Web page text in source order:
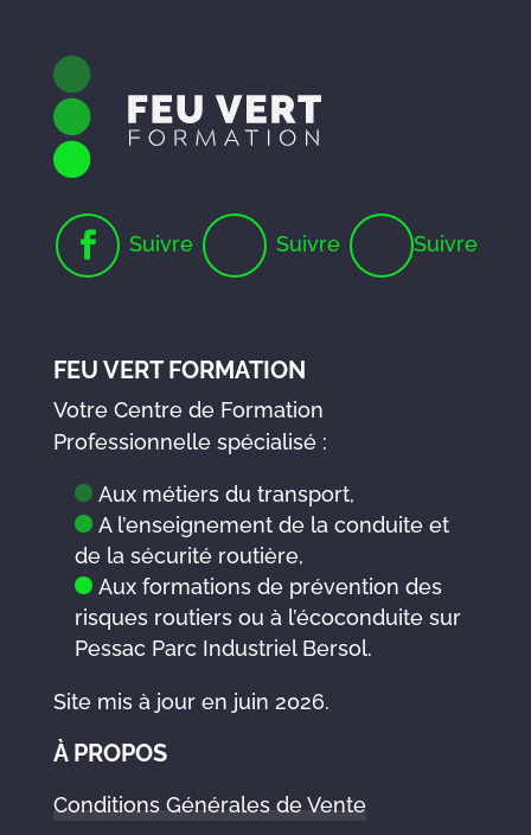
Suivre Suivre Suivre
FEU VERT FORMATION
Votre Centre de Formation
Professionnelle spécialisé :
Aux métiers du transport,
A l’enseignement de la conduite et
de la sécurité routière,
Aux formations de prévention des
risques routiers ou à l’écoconduite sur
Pessac Parc Industriel Bersol.
Site mis à jour en juin 2026.
À PROPOS
Conditions Générales de Vente